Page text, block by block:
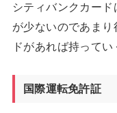
シティバンクカー
が少ないのであま
ドがあれば持ってい
国際運転免許証